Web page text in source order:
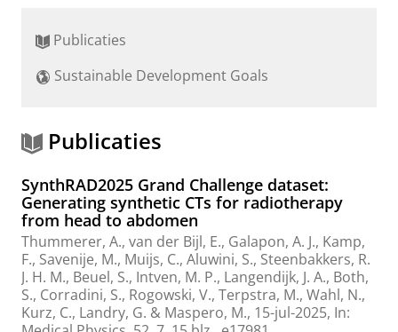
r
h
r
t
l
Publicaties
Sustainable Development Goals
Publicaties
SynthRAD2025 Grand Challenge dataset:
Generating synthetic CTs for radiotherapy
from head to abdomen
Thummerer, A., van der Bijl, E., Galapon, A. J., Kamp,
F., Savenije, M., Muijs, C., Aluwini, S., Steenbakkers, R.
J. H. M., Beuel, S., Intven, M. P., Langendijk, J. A., Both,
S., Corradini, S., Rogowski, V., Terpstra, M., Wahl, N.,
Kurz, C., Landry, G. & Maspero, M., 15-jul-2025, In: